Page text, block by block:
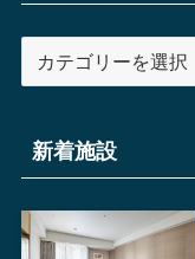
リ
別
検
新着施設